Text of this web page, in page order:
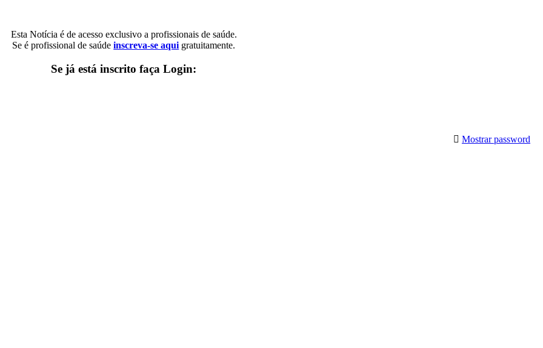
Esta Notícia é de acesso exclusivo a profissionais de saúde.
Se é profissional de saúdeinscreva-se aqui gratuitamente.
Se já está inscrito faça Login:
Mostrar password